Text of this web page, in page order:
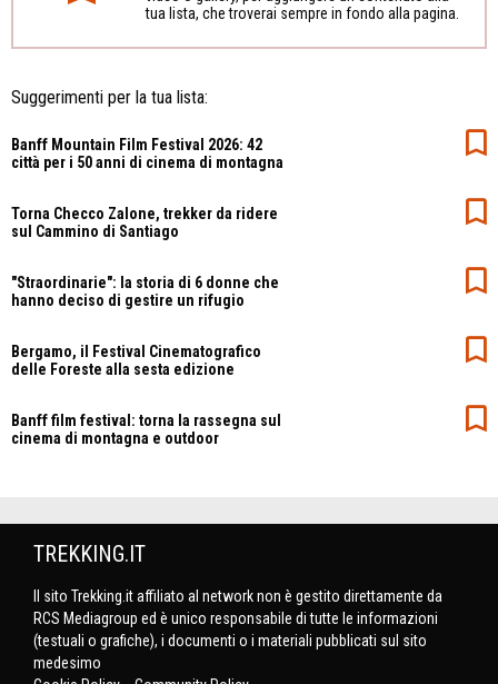
tua lista, che troverai sempre in fondo alla pagina.
Suggerimenti per la tua lista:
Banff Mountain Film Festival 2026: 42
città per i 50 anni di cinema di montagna
Torna Checco Zalone, trekker da ridere
sul Cammino di Santiago
"Straordinarie": la storia di 6 donne che
hanno deciso di gestire un rifugio
Bergamo, il Festival Cinematografico
delle Foreste alla sesta edizione
Banff film festival: torna la rassegna sul
cinema di montagna e outdoor
TREKKING.IT
Il sito Trekking.it affiliato al network non è gestito direttamente da
RCS Mediagroup ed è unico responsabile di tutte le informazioni
(testuali o grafiche), i documenti o i materiali pubblicati sul sito
medesimo